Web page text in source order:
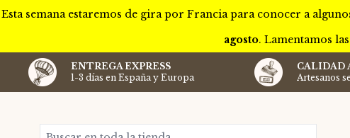
Esta semana estaremos de gira por Francia para conocer a
agosto. Lamentamos
ENTREGA EXPRESS
1-3 días en España y Europa
CALIDAD
Artesanos
Buscar en toda la tienda...